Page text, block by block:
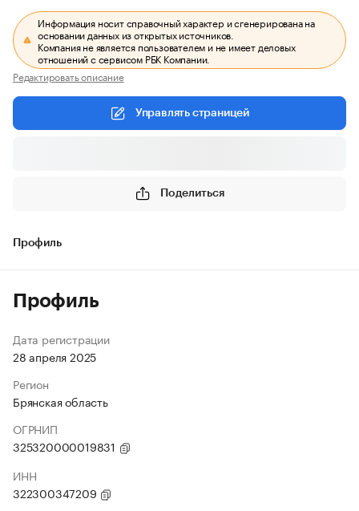
Информация носит справочный характер и сгенерирована на
основании данных из открытых источников.
Компания не является пользователем и не имеет деловых
отношений с сервисом РБК Компании.
Редактировать описание
Управлять страницей
Поделиться
Профиль
Профиль
Дата регистрации
28 апреля 2025
Регион
Брянская область
ОГРНИП
325320000019831
ИНН
322300347209